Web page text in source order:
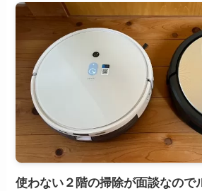
使わない２階の掃除が面談なので